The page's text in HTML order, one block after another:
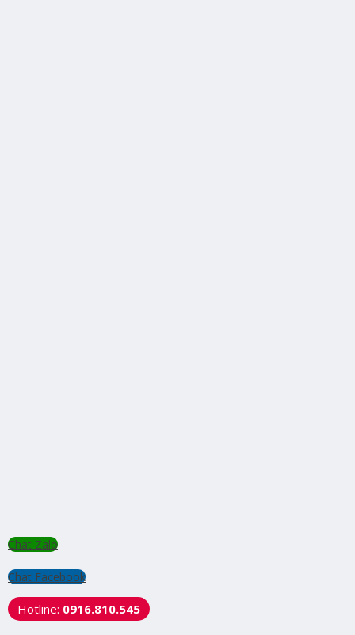
Chat Facebook
Chat Zalo
Hotline: 0916.810.545